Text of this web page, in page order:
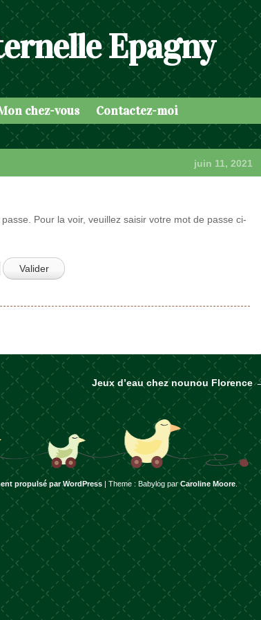
Epagny
chez-vous Contactez-moi
juin 11, 2021
Pour la voir, veuillez saisir votre mot de passe ci-
Jeux d’eau chez nounou Florence
propulsé par WordPress Theme : Babylog parCaroline Moore.